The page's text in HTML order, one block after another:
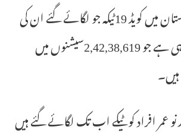
پیر کی صبح تک ہندوستان میں کویڈ 19ٹیکہ جو لگائے گئے ان کی
تعداد 192.38کروڑ رہی ہے جو 2,42,38,619سیشنوں میں
3.28کرور نو عمر افراد کو ٹیکے اب تک لگائے گئے ہیں